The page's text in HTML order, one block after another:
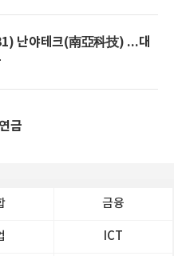
난야테크(南亞科技) ...대
금
금융
ICT